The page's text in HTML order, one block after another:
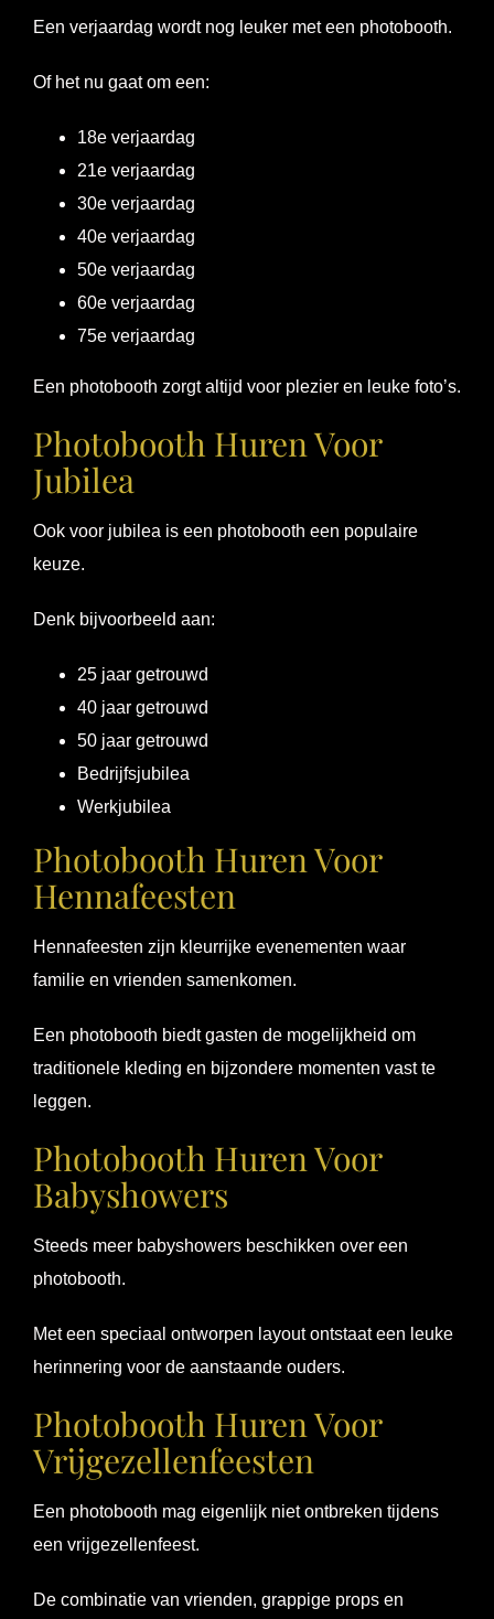
Een verjaardag wordt nog leuker met een photobooth.
Of het nu gaat om een:
18e verjaardag
21e verjaardag
30e verjaardag
40e verjaardag
50e verjaardag
60e verjaardag
75e verjaardag
Een photobooth zorgt altijd voor plezier en leuke foto’s.
Photobooth Huren Voor
Jubilea
Ook voor jubilea is een photobooth een populaire
keuze.
Denk bijvoorbeeld aan:
25 jaar getrouwd
40 jaar getrouwd
50 jaar getrouwd
Bedrijfsjubilea
Werkjubilea
Photobooth Huren Voor
Hennafeesten
Hennafeesten zijn kleurrijke evenementen waar
familie en vrienden samenkomen.
Een photobooth biedt gasten de mogelijkheid om
traditionele kleding en bijzondere momenten vast te
leggen.
Photobooth Huren Voor
Babyshowers
Steeds meer babyshowers beschikken over een
photobooth.
Met een speciaal ontworpen layout ontstaat een leuke
herinnering voor de aanstaande ouders.
Photobooth Huren Voor
Vrijgezellenfeesten
Een photobooth mag eigenlijk niet ontbreken tijdens
een vrijgezellenfeest.
De combinatie van vrienden, grappige props en